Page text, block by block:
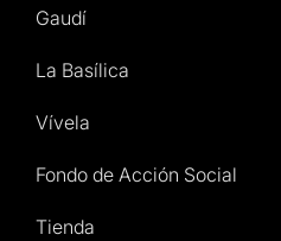
Gaudí
La Basílica
Vívela
Fondo de Acción Social
Tienda